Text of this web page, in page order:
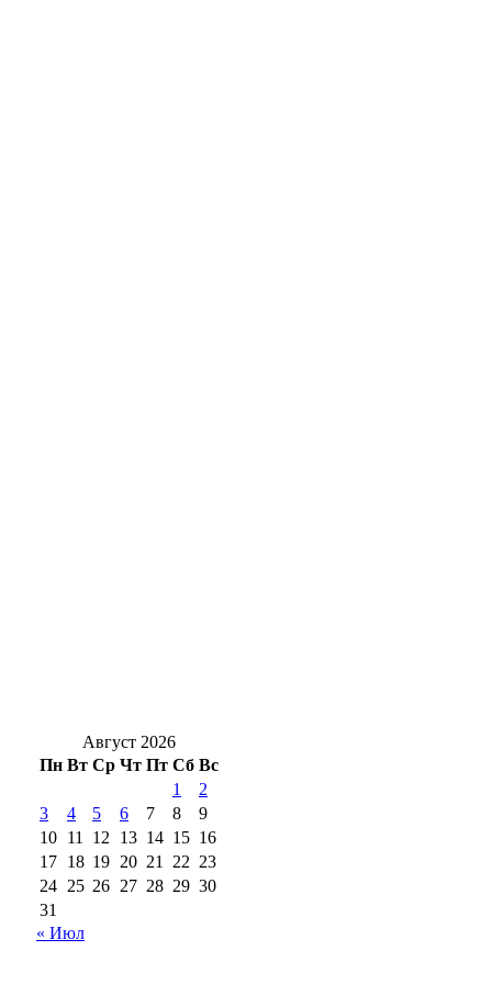
Август 2026
Пн Вт Ср Чт Пт Сб Вс
1
2
3
4 5 6 7 8
9
10 11 12 13 14 15 16
17 18 19 20 21 22 23
24 25 26 27 28 29 30
31
« Июл